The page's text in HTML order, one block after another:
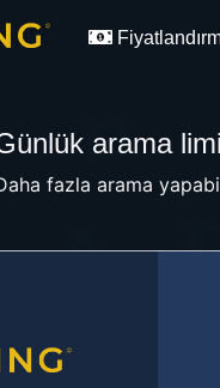
arama
fazla arama